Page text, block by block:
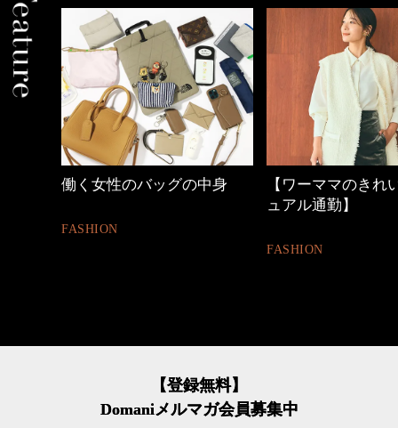
働く女性のバッグの中身
FASHION
【ワーママのきれ
ュアル通勤】
FASHION
【登録無料】
Domaniメルマガ会員募集中